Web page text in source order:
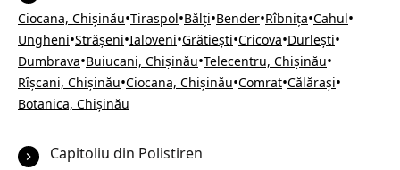
Ciocana, Chișinău•Tiraspol•Bălți•Bender•Rîbnița•Cahul•
Ungheni•Strășeni•Ialoveni•Grătiești•Cricova•Durlești•
Dumbrava•Buiucani, Chișinău•Telecentru, Chișinău•
Rîșcani, Chișinău•Ciocana, Chișinău•Comrat•Călărași•
Botanica, Chișinău
Capitoliu din Polistiren